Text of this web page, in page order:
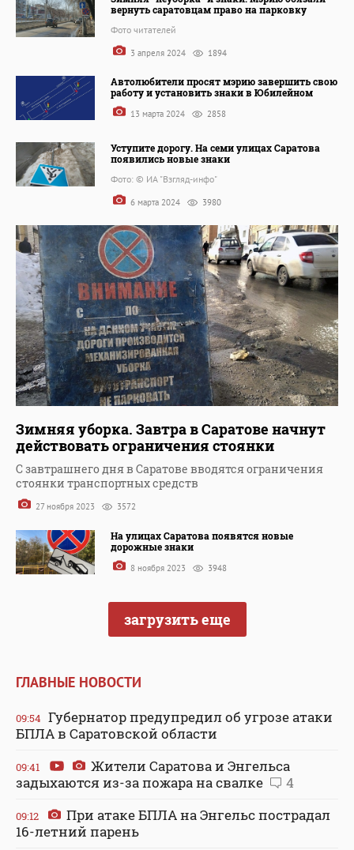
вернуть саратовцам право на парковку
Фото читателей
3 апреля 2024 1894
Автолюбители просят мэрию завершить свою
работу и установить знаки в Юбилейном
13 марта 2024 2858
Уступите дорогу. На семи улицах Саратова
появились новые знаки
Фото: © ИА "Взгляд-инфо"
6 марта 2024 3980
Зимняя уборка. Завтра в Саратове начнут
действовать ограничения стоянки
С завтрашнего дня в Саратове вводятся ограничения
стоянки транспортных средств
27 ноября 2023 3572
На улицах Саратова появятся новые
дорожные знаки
8 ноября 2023 3948
загрузить еще
ГЛАВНЫЕ НОВОСТИ
09:54 Губернатор предупредил об угрозе атаки
БПЛА в Саратовской области
09:41
Жители Саратова и Энгельса
задыхаются из-за пожара на свалке
4
09:12
При атаке БПЛА на Энгельс пострадал
16-летний парень